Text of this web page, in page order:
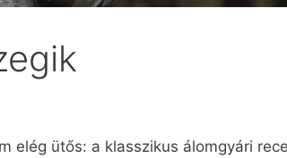
elég ütős: a klasszikus álomgyári